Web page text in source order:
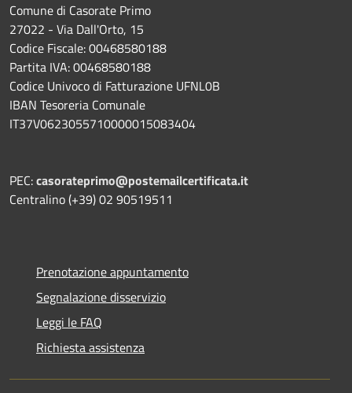
Comune di Casorate Primo
27022 - Via Dall'Orto, 15
Codice Fiscale: 00468580188
Partita IVA: 00468580188
Codice Univoco di Fatturazione UFNL0B
IBAN Tesoreria Comunale
IT37V0623055710000015083404
PEC:casorateprimo@postemailcertificata.it
Centralino (+39) 02 90519511
Prenotazione appuntamento
Segnalazione disservizio
Leggi le FAQ
Richiesta assistenza